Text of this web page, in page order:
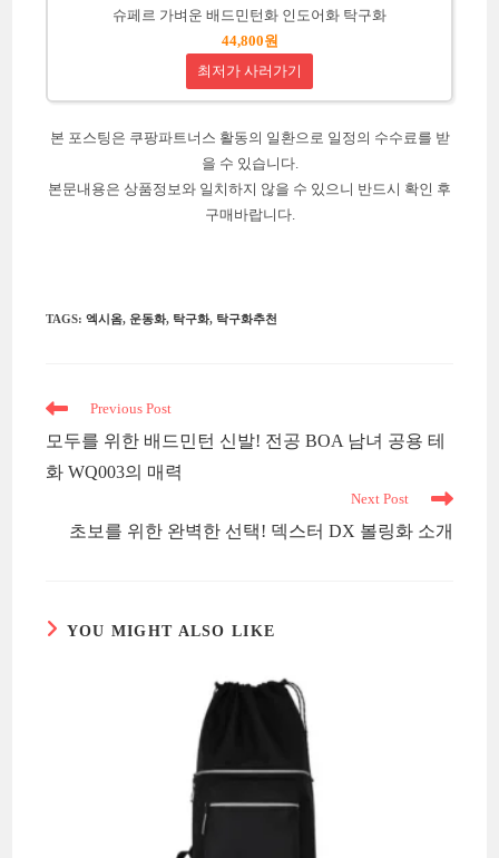
슈페르 가벼운 배드민턴화 인도어화 탁구화
44,800원
최저가 사러가기
본 포스팅은 쿠팡파트너스 활동의 일환으로 일정의 수수료를 받
을 수 있습니다.
본문내용은 상품정보와 일치하지 않을 수 있으니 반드시 확인 후
구매바랍니다.
TAGS:엑시옴, 운동화, 탁구화, 탁구화추천
Read
articles
Previous Post
모두를 위한 배드민턴 신발! 전공 BOA 남녀 공용 테
화 WQ003의 매력
Next Post
초보를 위한 완벽한 선택! 덱스터 DX 볼링화 소개
YOU MIGHT ALSO LIKE